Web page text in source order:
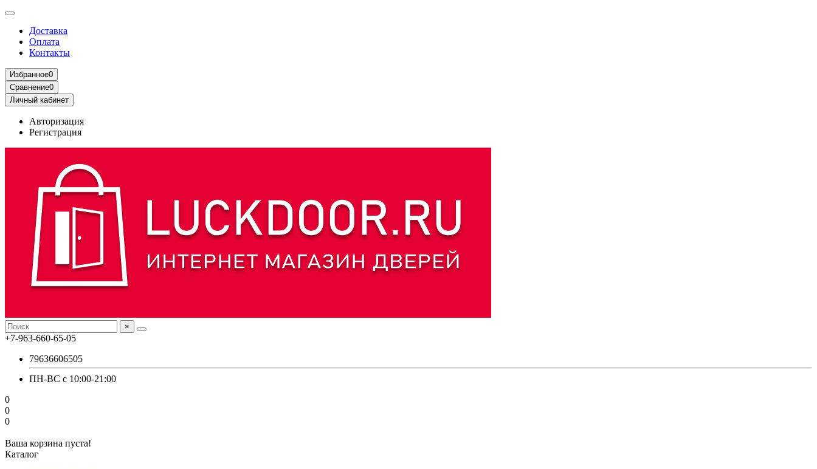
Доставка
Оплата
Контакты
Избранное0
Сравнение0
Личный кабинет
Авторизация
Регистрация
×
+7-963-660-65-05
79636606505
ПН-ВС с 10:00-21:00
0
0
0
Ваша корзина пуста!
Каталог